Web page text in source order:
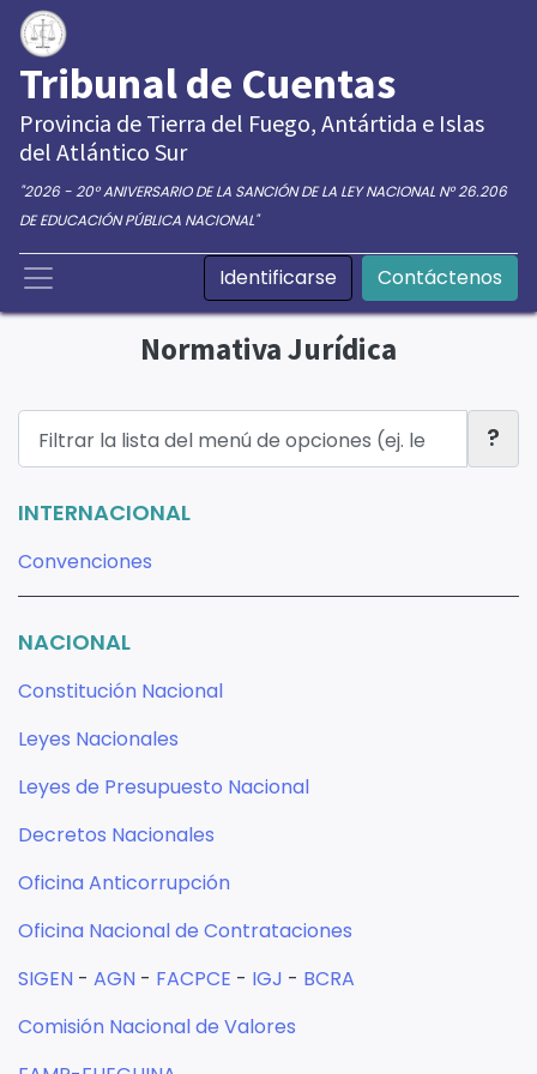
Tribunal de Cuentas
Provincia de Tierra del Fuego, Antártida e Islas
del Atlántico Sur
"2026 - 20° ANIVERSARIO DE LA SANCIÓN DE LA LEY NACIONAL N° 26.206
DE EDUCACIÓN PÚBLICA NACIONAL"
Identificarse Contáctenos
Normativa Jurídica
?
INTERNACIONAL
Convenciones
NACIONAL
Constitución Nacional
Leyes Nacionales
Leyes de Presupuesto Nacional
Decretos Nacionales
Oficina Anticorrupción
Oficina Nacional de Contrataciones
SIGEN - AGN - FACPCE - IGJ - BCRA
Comisión Nacional de Valores